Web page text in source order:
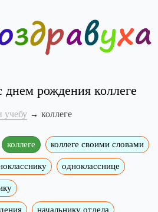
днем рождения коллеге
учебу коллеге
коллеге коллеге своими словами
однокласснице
начальнику отдела